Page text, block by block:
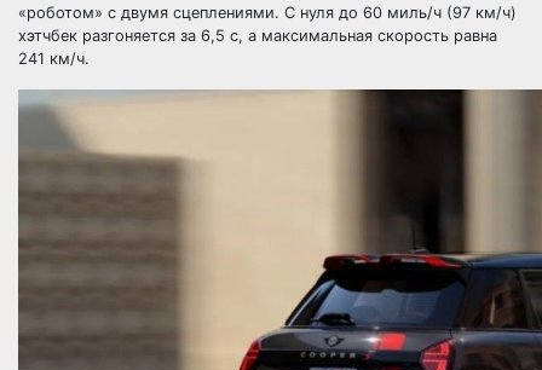
«роботом» с двумя сцеплениями. С нуля до 60 миль/ч (97 км/ч)
хэтчбек разгоняется за 6,5 с, а максимальная скорость равна
241 км/ч.